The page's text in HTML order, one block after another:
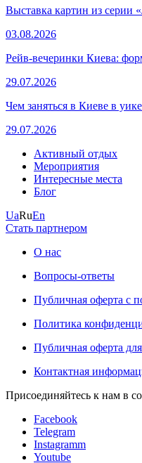
Выставка картин из серии
03.08.2026
Рейв-вечеринки Киева:
29.07.2026
Чем заняться в Киеве в
29.07.2026
Активный отдых
Мероприятия
Интересные места
Блог
UaRuEn
Стать партнером
О нас
Вопросы-ответы
Публичная оферта с
Политика
Публичная оферта
Контактная
Присоединяйтесь к нам в
Facebook
Telegram
Instagramm
Youtube